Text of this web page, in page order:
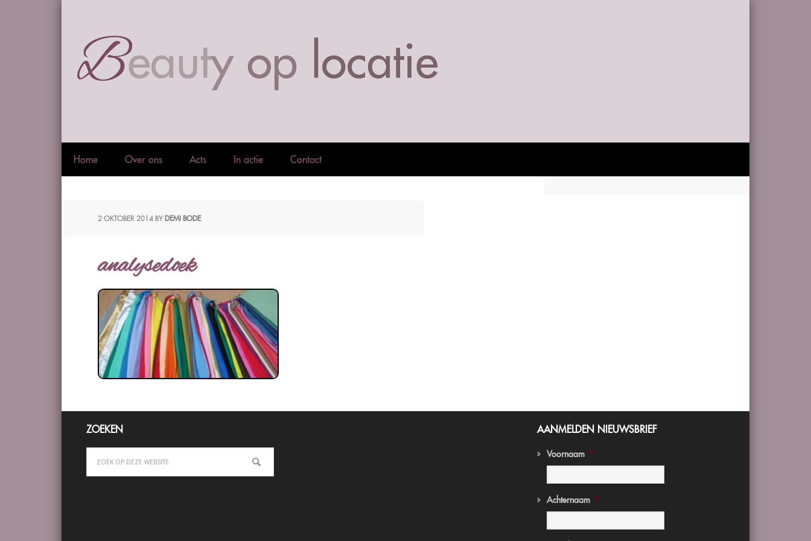
Home Over ons Acts In actie Contact
2 OKTOBER 2014 BY DEMI BODE
analysedoek
ZOEKEN AANMELDEN NIEUWSBRIEF
Voornaam *
Achternaam *